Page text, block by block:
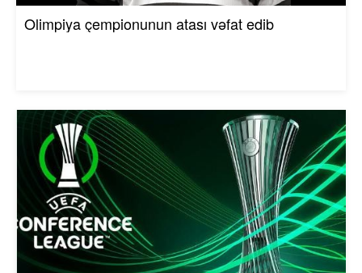
Olimpiya çempionunun atası vəfat edib